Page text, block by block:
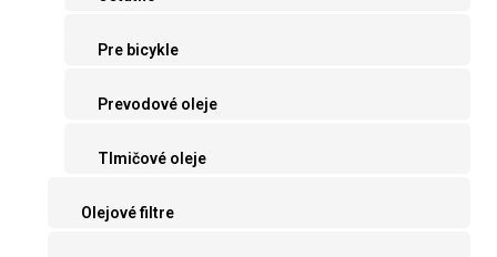
Pre bicykle
Prevodové oleje
Tlmičové oleje
Olejové filtre